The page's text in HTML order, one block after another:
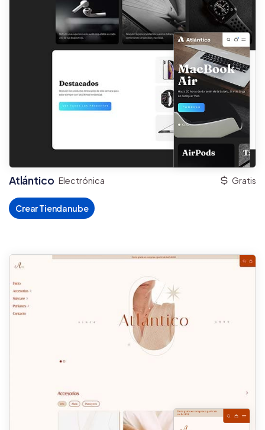
Atlántico Electrónica Gratis
Crear Tiendanube